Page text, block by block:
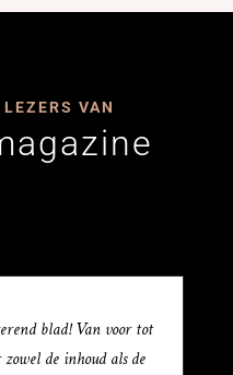
VAN
blad! Van voor tot
de inhoud als de